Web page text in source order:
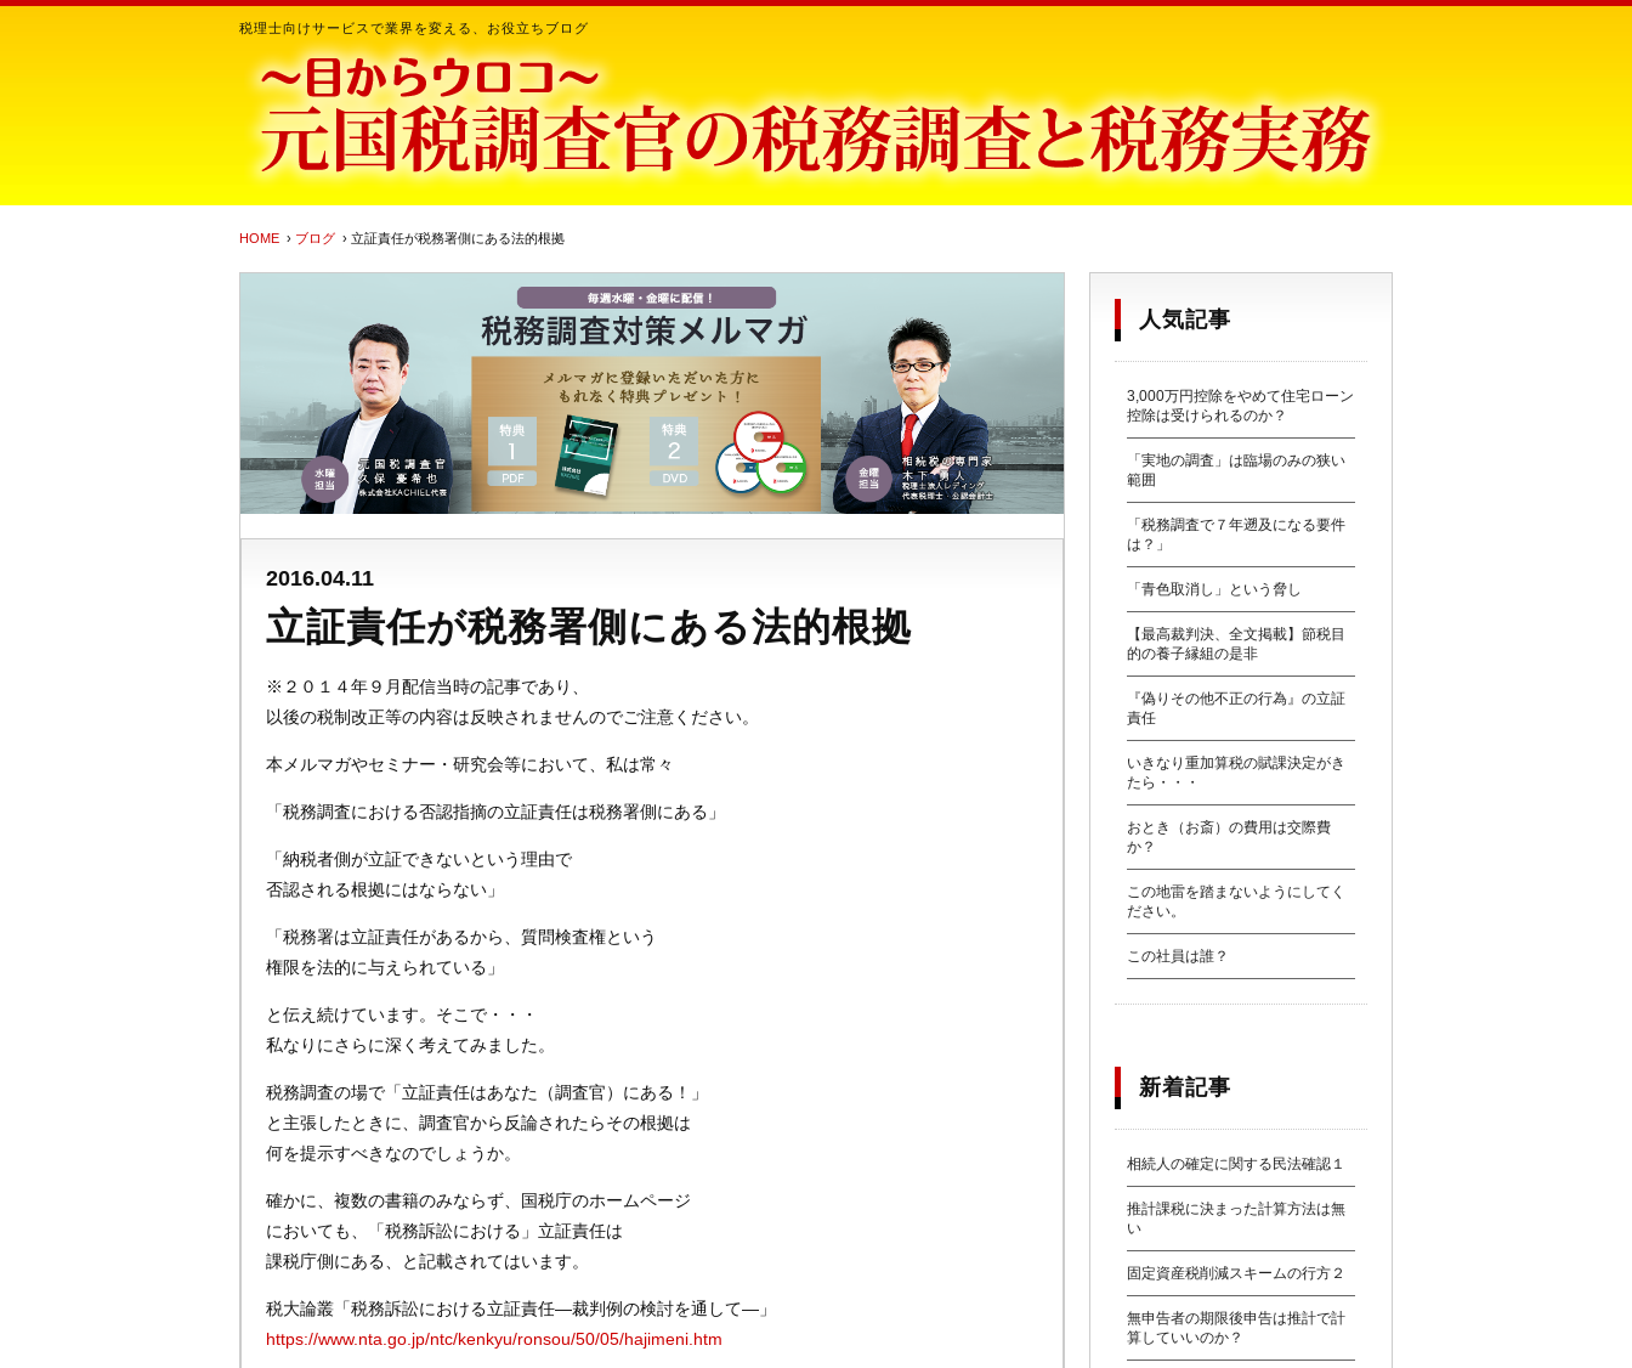
税理士向けサービスで業界を変える、お役立ちブログ
HOME › ブログ › 立証責任が税務署側にある法的根拠
2016.04.11
立証責任が税務署側にある法的根拠
※２０１４年９月配信当時の記事であり、
以後の税制改正等の内容は反映されませんのでご注意ください。
本メルマガやセミナー・研究会等において、私は常々
「税務調査における否認指摘の立証責任は税務署側にある」
「納税者側が立証できないという理由で
否認される根拠にはならない」
「税務署は立証責任があるから、質問検査権という
権限を法的に与えられている」
と伝え続けています。そこで・・・
私なりにさらに深く考えてみました。
税務調査の場で「立証責任はあなた（調査官）にある！」
と主張したときに、調査官から反論されたらその根拠は
何を提示すべきなのでしょうか。
確かに、複数の書籍のみならず、国税庁のホームページ
においても、「税務訴訟における」立証責任は
課税庁側にある、と記載されてはいます。
税大論叢「税務訴訟における立証責任―裁判例の検討を通して―」
https://www.nta.go.jp/ntc/kenkyu/ronsou/50/05/hajimeni.htm
人気記事
3,000万円控除をやめて住宅ローン
控除は受けられるのか？
「実地の調査」は臨場のみの狭い
範囲
「税務調査で７年遡及になる要件
は？」
「青色取消し」という脅し
【最高裁判決、全文掲載】節税目
的の養子縁組の是非
『偽りその他不正の行為』の立証
責任
いきなり重加算税の賦課決定がき
たら・・・
おとき（お斎）の費用は交際費
か？
この地雷を踏まないようにしてく
ださい。
この社員は誰？
新着記事
相続人の確定に関する民法確認１
推計課税に決まった計算方法は無
い
固定資産税削減スキームの行方２
無申告者の期限後申告は推計で計
算していいのか？